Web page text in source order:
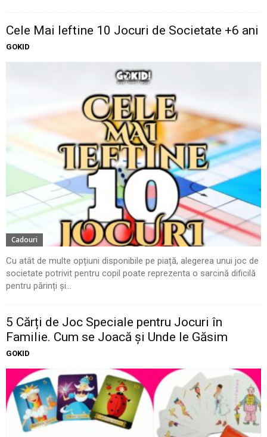
Cele Mai Ieftine 10 Jocuri de Societate +6 ani
GOKID
Cadouri
Cu atât de multe opțiuni disponibile pe piață, alegerea unui joc de
societate potrivit pentru copil poate reprezenta o sarcină dificilă
pentru părinți și...
5 Cărți de Joc Speciale pentru Jocuri în
Familie. Cum se Joacă și Unde le Găsim
GOKID